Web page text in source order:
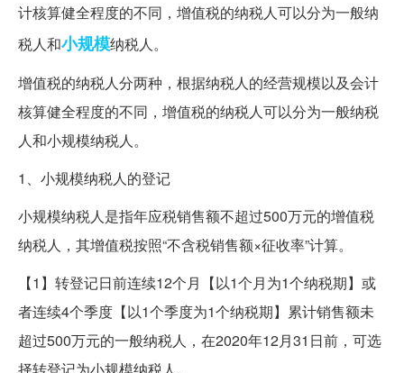
计核算健全程度的不同，增值税的纳税人可以分为一般纳
税人和小规模纳税人。
增值税的纳税人分两种，根据纳税人的经营规模以及会计
核算健全程度的不同，增值税的纳税人可以分为一般纳税
人和小规模纳税人。
1、小规模纳税人的登记
小规模纳税人是指年应税销售额不超过500万元的增值税
纳税人，其增值税按照“不含税销售额×征收率”计算。
【1】转登记日前连续12个月【以1个月为1个纳税期】或
者连续4个季度【以1个季度为1个纳税期】累计销售额未
超过500万元的一般纳税人，在2020年12月31日前，可选
择转登记为小规模纳税人。